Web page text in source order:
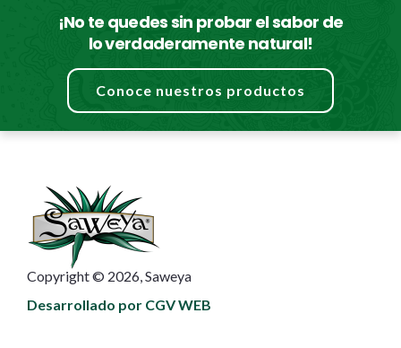
¡No te quedes sin probar el sabor de
lo verdaderamente natural!
Conoce nuestros productos
Copyright © 2026, Saweya
Desarrollado por CGV WEB